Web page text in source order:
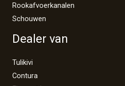
Rookafvoerkanalen
Schouwen
Dealer van
Tulikivi
Contura